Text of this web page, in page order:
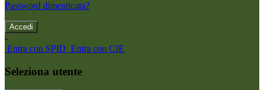
Password dimenticata?
-
Entra con SPID Entra con CIE
Seleziona utente